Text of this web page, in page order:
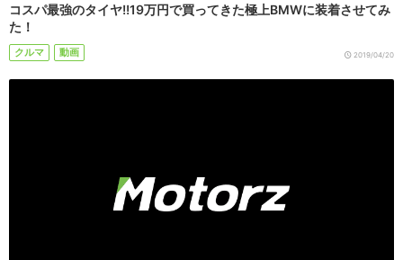
コスパ最強のタイヤ!!19万円で買ってきた極上BMWに装着させてみ
た！
クルマ 動画 2019/04/20